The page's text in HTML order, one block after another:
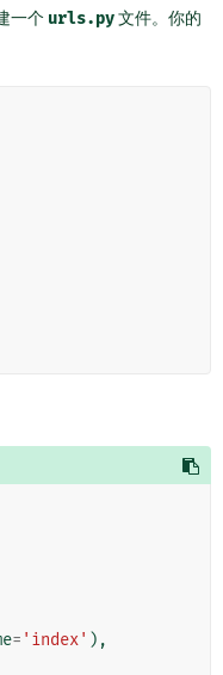
一个 urls.py文件。你的
= 'index' ),